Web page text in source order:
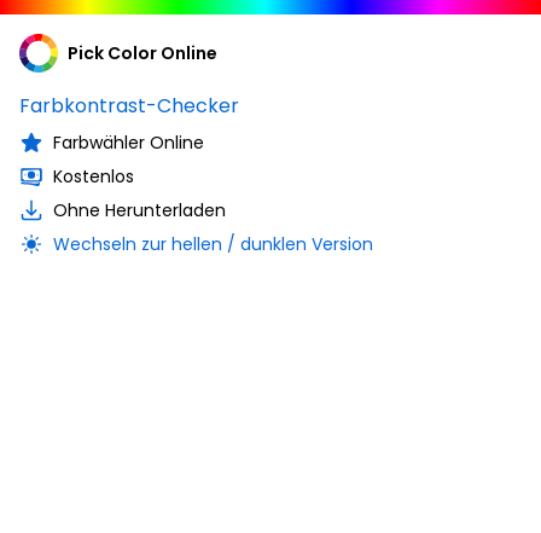
Pick Color Online
Farbkontrast-Checker
Farbwähler Online
Kostenlos
Ohne Herunterladen
Wechseln zur hellen / dunklen Version